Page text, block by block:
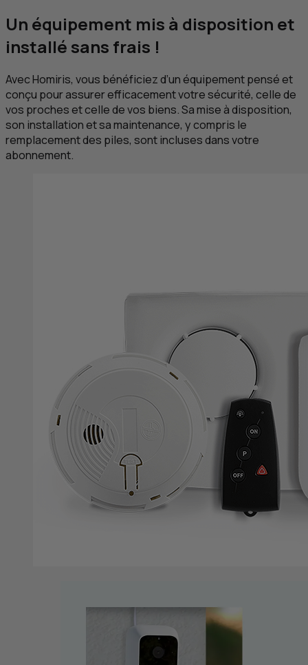
Un équipement mis à disposition et
installé sans frais !
Avec Homiris, vous bénéficiez d’un équipement pensé et
conçu pour assurer efficacement votre sécurité, celle de
vos proches et celle de vos biens. Sa mise à disposition,
son installation et sa maintenance, y compris le
remplacement des piles, sont incluses dans votre
abonnement.